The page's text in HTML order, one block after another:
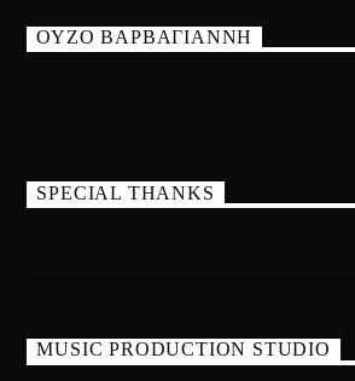
ΟΥΖΟ ΒΑΡΒΑΓΙΑΝΝΗ
SPECIAL THANKS
MUSIC PRODUCTION STUDIO